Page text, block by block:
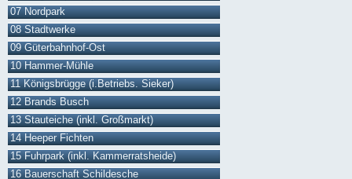
07 Nordpark
08 Stadtwerke
09 Güterbahnhof-Ost
10 Hammer-Mühle
11 Königsbrügge (i.Betriebs. Sieker)
12 Brands Busch
13 Stauteiche (inkl. Großmarkt)
14 Heeper Fichten
15 Fuhrpark (inkl. Kammerratsheide)
16 Bauerschaft Schildesche